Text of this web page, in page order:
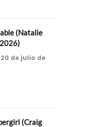
(Natalie
20 de julio de
(Craig